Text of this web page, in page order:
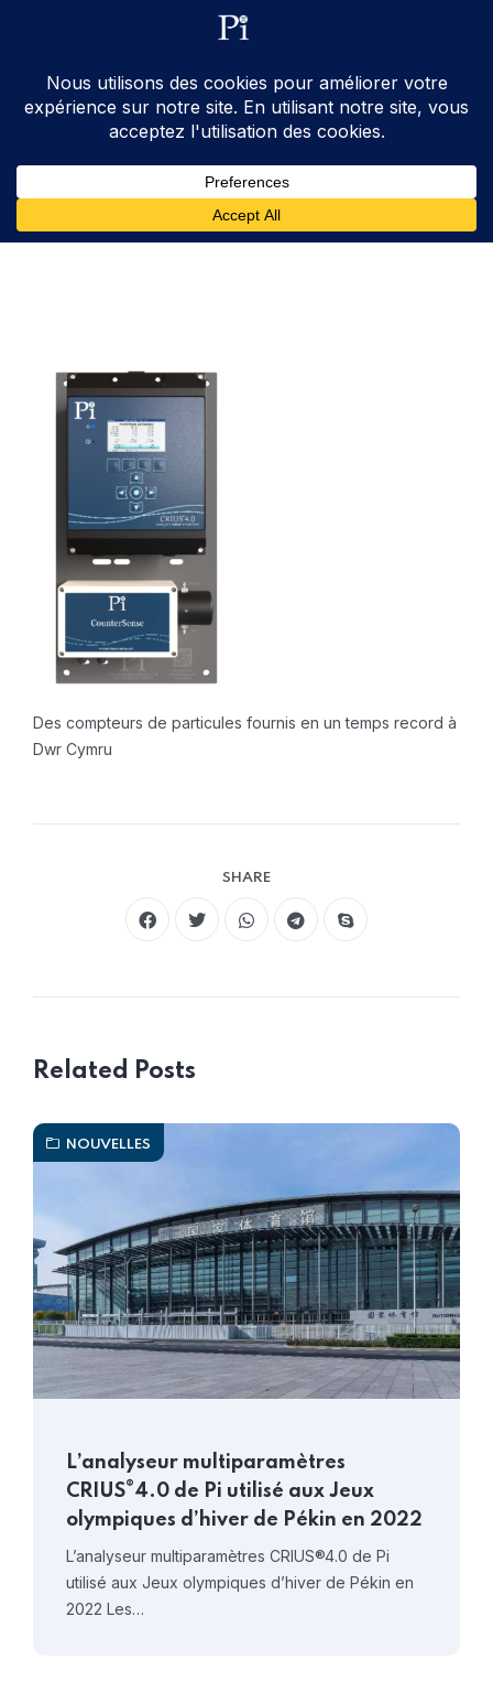
ventes@processinstruments.fr
Des compteurs de particules fournis en un temps record à
Dwr Cymru
SHARE
Related Posts
NOUVELLES
L’analyseur multiparamètres
CRIUS®4.0 de Pi utilisé aux Jeux
olympiques d’hiver de Pékin en 2022
L’analyseur multiparamètres CRIUS®4.0 de Pi
utilisé aux Jeux olympiques d’hiver de Pékin en
2022 Les…